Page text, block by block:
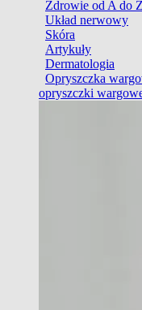
Zdrowie od A do Z
Układ nerwowy
Skóra
Artykuły
Dermatologia
Opryszczka
opryszczki